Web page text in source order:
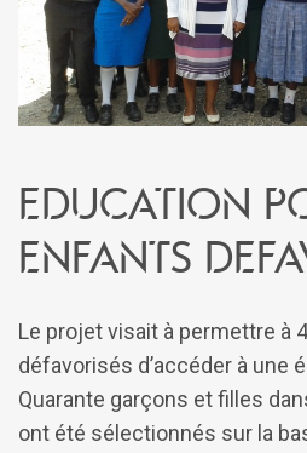
EDUCATION
ENFANTS
Le projet visait à permettre à
défavorisés d’accéder à une
Quarante garçons et filles
ont été sélectionnés sur la